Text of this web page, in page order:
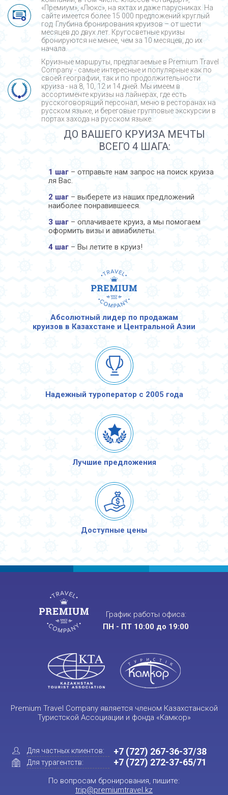
«Премиум», «Люкс», на яхтах и даже парусниках. На
сайте имеется более 15 000 предложений круглый
год. Глубина бронирования круизов – от шести
месяцев до двух лет. Кругосветные круизы
бронируются не менее, чем за 10 месяцев, до их
начала.
Круизные маршруты, предлагаемые в Premium Travel
Company - cамые интересные и популярные как по
своей географии, так и по продолжительности
круиза - на 8, 10, 12 и 14 дней. Мы имеем в
ассортименте круизы на лайнерах, где есть
русскоговорящий персонал, меню в ресторанах на
русском языке, и береговые групповые экскурсии в
портах захода на русском языке.
ДО ВАШЕГО КРУИЗА МЕЧТЫ
ВСЕГО 4 ШАГА:
1 шаг – отправьте нам запрос на поиск круиза
ля Вас.
2 шаг – выберете из наших предложений
наиболее понравившееся.
3 шаг – оплачиваете круиз, а мы помогаем
оформить визы и авиабилеты.
4 шаг – Вы летите в круиз!
Абсолютный лидер по продажам
круизов в Казахстане и Центральной Азии
Надежный туроператор с 2005 года
Лучшие предложения
Доступные цены
График работы офиса:
ПН - ПТ 10:00 до 19:00
Premium Travel Company является членом Казахстанской
Туристской Ассоциации и фонда «Камкор»
Для частных клиентов:
Для турагентств:
+7 (727) 267-36-37/38
+7 (727) 272-37-65/71
По вопросам бронирования, пишите:
trip@premiumtravel.kz